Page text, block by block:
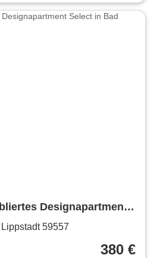
Designapartment
Lippstadt 59557
380 €